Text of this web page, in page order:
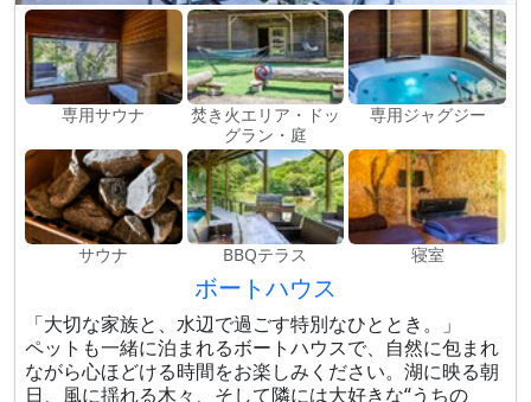
専用サウナ
焚き火エリア・ドッ
グラン・庭
専用ジャグジー
サウナ BBQテラス 寝室
ボートハウス
「大切な家族と、水辺で過ごす特別なひととき。」
ペットも一緒に泊まれるボートハウスで、自然に包まれ
ながら心ほどける時間をお楽しみください。湖に映る朝
日、風に揺れる木々、そして隣には大好きな“うちの